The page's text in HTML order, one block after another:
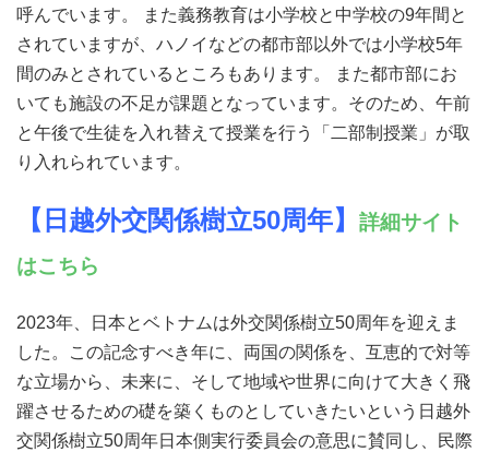
呼んでいます。 また義務教育は小学校と中学校の9年間と
されていますが、ハノイなどの都市部以外では小学校5年
間のみとされているところもあります。 また都市部にお
いても施設の不足が課題となっています。 そのため、午前
と午後で生徒を入れ替えて授業を行う「二部制授業」が取
り入れられています。
【日越外交関係樹立50周年】
詳細サイト
はこちら
2023年、日本とベトナムは外交関係樹立50周年を迎えま
した。この記念すべき年に、両国の関係を、互恵的で対等
な立場から、未来に、そして地域や世界に向けて大きく飛
躍させるための礎を築くものとしていきたいという日越外
交関係樹立50周年日本側実行委員会の意思に賛同し、民際